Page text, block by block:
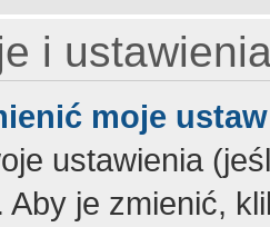
i
moje
ustawienia
Aby je zmienić,